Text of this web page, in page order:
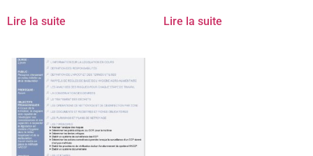
Lire la suite Lire la suite